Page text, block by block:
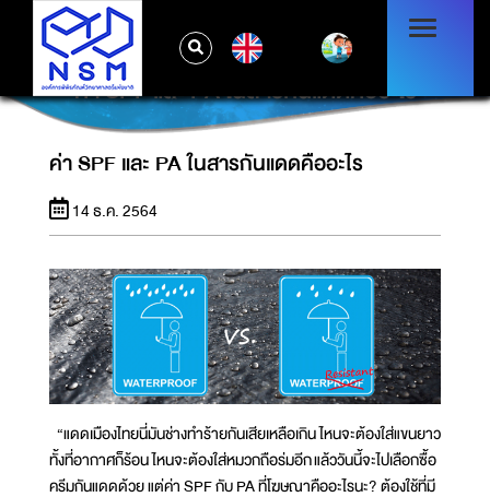
ค่า SPF และ PA ในสารกันแดดคืออะไร
ค่า SPF และ PA ในสารกันแดดคืออะไร
14 ธ.ค. 2564
“แดดเมืองไทยนี่มันช่างทำร้ายกันเสียเหลือเกิน ไหนจะต้องใส่แขนยาว
ทั้งที่อากาศก็ร้อน ไหนจะต้องใส่หมวกถือร่มอีก แล้ววันนี้จะไปเลือกซื้อ
ครีมกันแดดด้วย แต่ค่า SPF กับ PA ที่โฆษณาคืออะไรนะ? ต้องใช้ที่มี